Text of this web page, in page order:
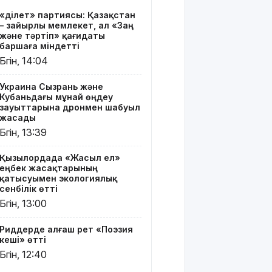
алғаш рет
«Поэзия
кеші» өтті
"Қорғансыз
көп
болды":
Дариға
Бадықова
елге
айтпаған
құпиясын
жайып
салды
тікелей
эфирі үшін
Тараз
тұрғыны 5
«Әділет» партиясы: Қазақстан
– зайырлы мемлекет, ал «Заң
және тәртіп» қағидаты
баршаға міндетті
Бүгін, 14:04
Украина Сызрань және
Кубаньдағы мұнай өңдеу
зауыттарына дронмен шабуыл
жасады
Бүгін, 13:39
Қызылордада «Жасыл ел»
еңбек жасақтарының
қатысуымен экологиялық
сенбілік өтті
Бүгін, 13:00
Риддерде алғаш рет «Поэзия
кеші» өтті
Бүгін, 12:40